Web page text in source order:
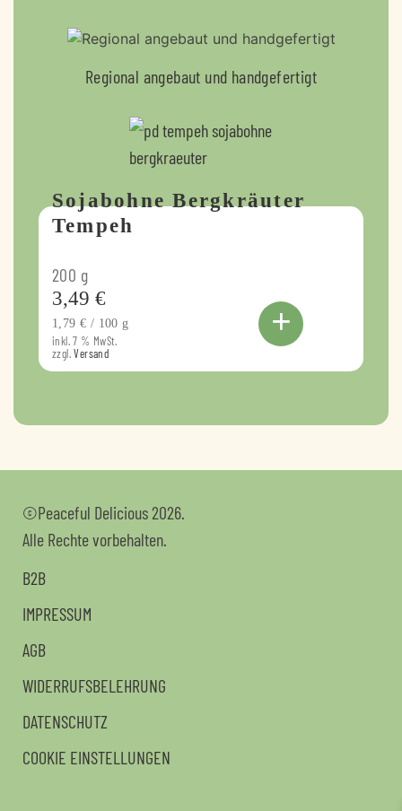
Regional angebaut und handgefertigt
Sojabohne Bergkräuter
Tempeh
200 g
3,49 €
1,79 € / 100 g
inkl. 7 % MwSt.
zzgl.Versand
+
©Peaceful Delicious 2026.
Alle Rechte vorbehalten.
B2B
IMPRESSUM
AGB
WIDERRUFSBELEHRUNG
DATENSCHUTZ
COOKIE EINSTELLUNGEN